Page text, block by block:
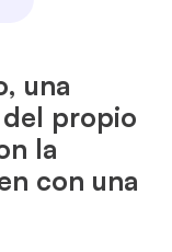
una
propio
la
con una